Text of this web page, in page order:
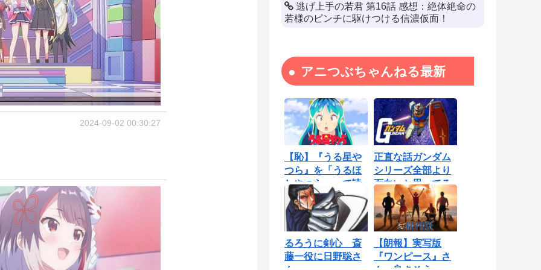
2024-09-02 00:30:27
逃げ上手の若君 第16話 感想：絶体絶命の
若様のピンチに駆けつける信濃仮面！
アニつぶちゃんねる最新
【恥】『うる星や
つら』を「うるほ
しやつら」って読
んでたわ…勘...
正直な話ガンダム
シリーズ全部より
面白いと思ってる
ロボットアニ...
るろうに剣心 斎
藤一役に日野聡さ
【朗報】実写版
『ワンピース』さ